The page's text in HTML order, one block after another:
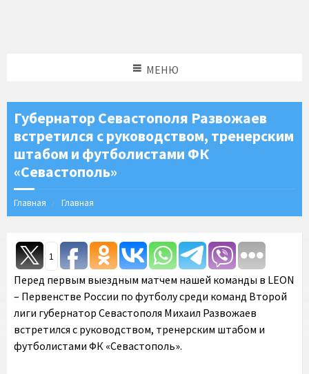
МЕНЮ
Губернатор Севастополя Развожаев
встретился с руководством, тренерским
штабом и футболистами ФК
«Севастополь»
Главная Главная
1
Перед первым выездным матчем нашей команды в LEON
– Первенстве России по футболу среди команд Второй
лиги губернатор Севастополя Михаил Развожаев
встретился с руководством, тренерским штабом и
футболистами ФК «Севастополь».